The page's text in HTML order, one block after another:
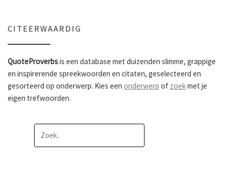
CITEERWAARDIG
QuoteProverbsis een database met duizenden slimme, grappige
en inspirerende spreekwoorden en citaten, geselecteerd en
gesorteerd op onderwerp. Kies een onderwerp of zoekmet je
eigen trefwoorden.